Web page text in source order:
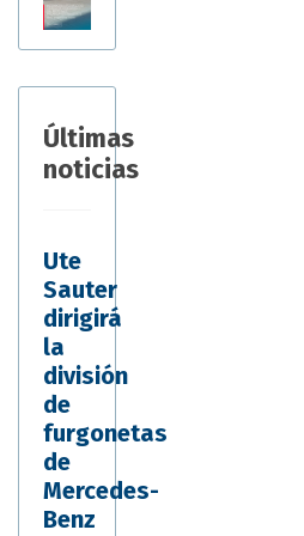
Últimas
noticias
Ute
Sauter
dirigirá
la
división
de
furgonetas
de
Mercedes-
Benz